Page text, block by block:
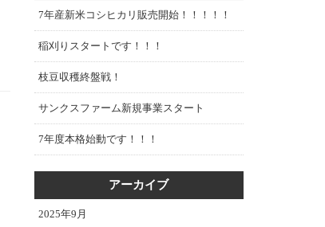
7年産新米コシヒカリ販売開始！！！！！
稲刈りスタートです！！！
枝豆収穫終盤戦！
サンクスファーム新規事業スタート
7年度本格始動です！！！
アーカイブ
2025年9月